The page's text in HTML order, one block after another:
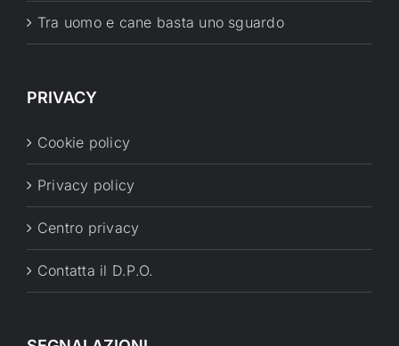
Tra uomo e cane basta uno sguardo
PRIVACY
Cookie policy
Privacy policy
Centro privacy
Contatta il D.P.O.